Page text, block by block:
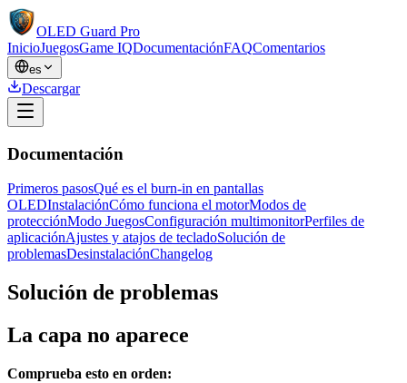
OLED Guard Pro
InicioJuegosGame IQDocumentaciónFAQComentarios
es
Descargar
Documentación
Primeros pasosQué es el burn-in en pantallas
OLEDInstalaciónCómo funciona el motorModos de
protecciónModo JuegosConfiguración multimonitorPerfiles de
aplicaciónAjustes y atajos de tecladoSolución de
problemasDesinstalaciónChangelog
Solución de problemas
La capa no aparece
Comprueba esto en orden: